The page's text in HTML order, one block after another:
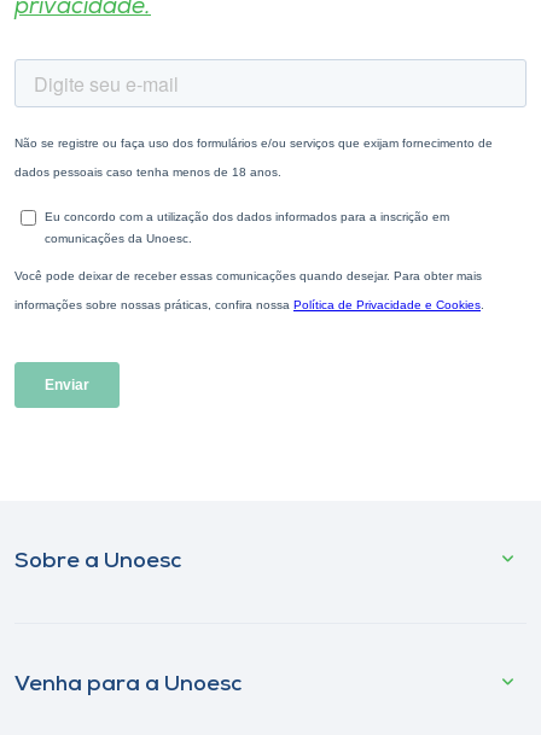
privacidade.
Sobre a Unoesc
Venha para a Unoesc